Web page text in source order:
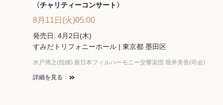
〈チャリティーコンサート〉
8月11日(火)05:00
発売日: 4月2日(木)
すみだトリフォニーホール | 東京都 墨田区
水戸博之(指揮) 新日本フィルハーモニー交響楽団 堀井美香(司会)
詳細を見る